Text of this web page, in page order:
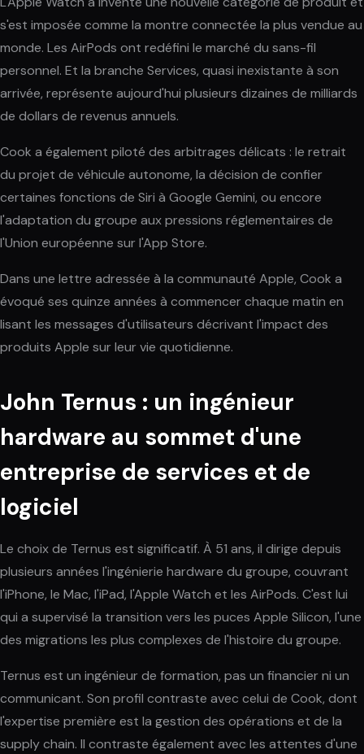
s'est imposée comme la montre connectée la plus vendue au
monde. Les AirPods ont redéfini le marché du sans-fil
personnel. Et la branche Services, quasi inexistante à son
arrivée, représente aujourd'hui plusieurs dizaines de milliards
de dollars de revenus annuels.
Cook a également piloté des arbitrages délicats : le retrait
du projet de véhicule autonome, la décision de confier
certaines fonctions de Siri à Google Gemini, ou encore
l'adaptation du groupe aux pressions réglementaires de
l'Union européenne sur l'App Store.
Dans une lettre adressée à la communauté Apple, Cook a
évoqué ses quinze années à commencer chaque matin en
lisant les messages d'utilisateurs décrivant l'impact des
produits Apple sur leur vie quotidienne.
John Ternus : un ingénieur
hardware au sommet d'une
entreprise de services et de
logiciel
Le choix de Ternus est significatif. À 51 ans, il dirige depuis
plusieurs années l'ingénierie hardware du groupe, couvrant
l'iPhone, le Mac, l'iPad, l'Apple Watch et les AirPods. C'est lui
qui a supervisé la transition vers les puces Apple Silicon, l'une
des migrations les plus complexes de l'histoire du groupe.
Ternus est un ingénieur de formation, pas un financier ni un
communicant. Son profil contraste avec celui de Cook, dont
l'expertise première est la gestion des opérations et de la
supply chain. Il contraste également avec les attentes d'une